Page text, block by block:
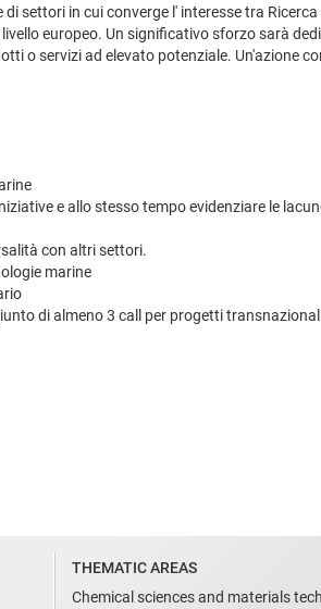
in cui converge l' interesse tra
europeo. Un significativo sforzo sarà
o servizi ad elevato potenziale. Un'azione
e allo stesso tempo evidenziare le
con altri settori.
marine
di almeno 3 call per progetti
THEMATIC AREAS
Chemical sciences and materials